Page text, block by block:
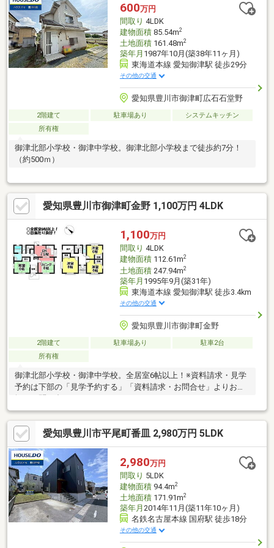
600万円
間取り 4LDK
建物面積85.54m2
土地面積161.48m2
築年月 1987年10月(築38年11ヶ月)
東海道本線 愛知御津駅 徒歩29分
その他の交通
愛知県豊川市御津町広石石堂野
2階建て 駐車場あり
システムキッチン
所有権
御津北部小学校・御津中学校。御津北部小学校まで徒歩約7分！
（約500ｍ）
愛知県豊川市御津町金野 1,100万円 4LDK
1,100万円
間取り 4LDK
建物面積112.61m2
土地面積247.94m2
築年月 1995年9月(築31年)
東海道本線 愛知御津駅 徒歩3.4km
その他の交通
愛知県豊川市御津町金野
2階建て 駐車場あり
駐車2台
所有権
御津北部小学校・御津中学校。全居室6帖以上！※資料請求・見学
予約は下部の「見学予約する」「資料請求・お問合せ」よりお気
愛知県豊川市平尾町番皿 2,980万円 5LDK
2,980万円
間取り 5LDK
建物面積94.4m2
土地面積171.91m2
築年月 2014年11月(築11年10ヶ月)
名鉄名古屋本線 国府駅 徒歩18分
その他の交通